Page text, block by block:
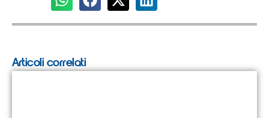
Articoli correlati